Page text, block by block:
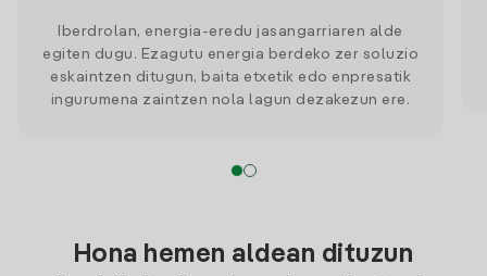
Iberdrolan, energia-eredu jasangarriaren alde
egiten dugu. Ezagutu energia berdeko zer soluzio
eskaintzen ditugun, baita etxetik edo enpresatik
ingurumena zaintzen nola lagun dezakezun ere.
Hona hemen aldean dituzun